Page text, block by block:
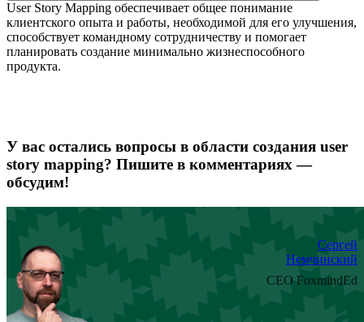
User Story Mapping обеспечивает общее понимание
клиентского опыта и работы, необходимой для его улучшения,
способствует командному сотрудничеству и помогает
планировать создание минимально жизнеспособного
продукта.
У вас остались вопросы в области создания user
story mapping? Пишите в комментариях —
обсудим!
Сергей
Немчинский
CEO FoxmindEd